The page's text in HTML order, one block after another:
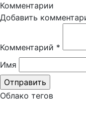
Комментарии
Добавить
Комментарий *
Имя
Облако тегов